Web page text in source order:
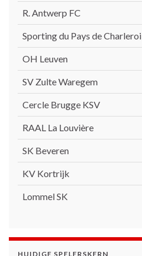
R. Antwerp FC
Sporting du Pays de Charleroi
OH Leuven
SV Zulte Waregem
Cercle Brugge KSV
RAAL La Louvière
SK Beveren
KV Kortrijk
Lommel SK
HUIDIGE SPELERSKERN